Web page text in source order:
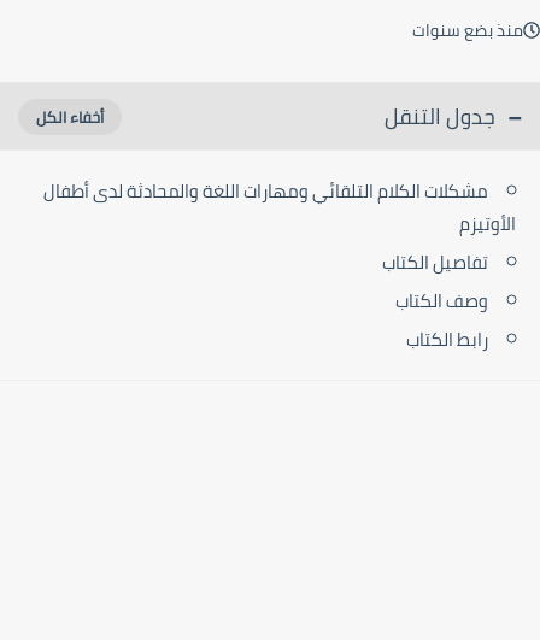
منذ بضع سنوات
جدول التنقل
مشكلات الكلام التلقائي ومهارات اللغة والمحادثة لدى أطفال
الأوتيزم
تفاصيل الكتاب
وصف الكتاب
رابط الكتاب